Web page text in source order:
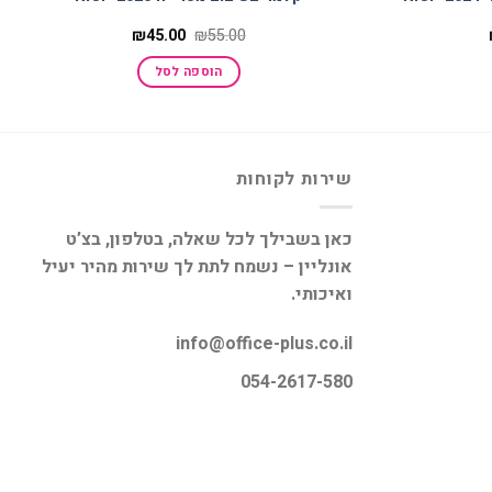
המחיר
₪55.00 המחיר
היה:
₪55.00.
₪45.00
הוספה לסל
שירות לקוחות
כאן בשבילך לכל שאלה, בטלפון, בצ’ט
אונליין – נשמח לתת לך שירות מהיר יעיל
ואיכותי.
info@office-plus.co.il
054-2617-580